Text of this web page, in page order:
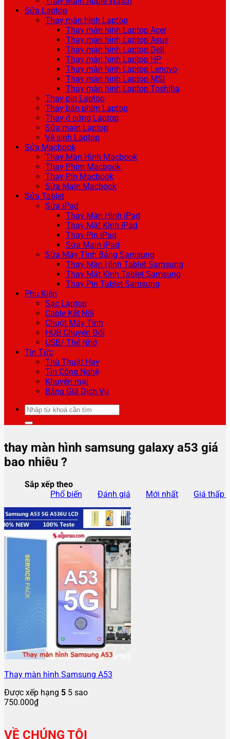
Sửa Laptop
Thay màn hình Laptop
Thay màn hình Laptop Acer
Thay màn hình Laptop Asus
Thay màn hình Laptop Dell
Thay màn hình Laptop HP
Thay màn hình Laptop Lenovo
Thay màn hình Laptop MSI
Thay màn hình Laptop Toshiba
Thay pin Laptop
Thay bàn phím Laptop
Thay ổ cứng Laptop
Sửa main Laptop
Vệ sinh Laptop
Sửa Macbook
Thay Màn Hình Macbook
Thay Phím Macbook
Thay Pin Macbook
Sửa Main Macbook
Sửa Tablet
Sửa iPad
Thay Màn Hình iPad
Thay Mặt Kính iPad
Thay Pin iPad
Sửa Main iPad
Sửa Máy Tính Bảng Samsung
Thay Màn Hình Tablet Samsung
Thay Mặt Kính Tablet Samsung
Thay Pin Tablet Samsung
Phụ Kiện
Sạc Laptop
Cable Kết Nối
Chuột Máy Tính
HUB Chuyển Đổi
USB/ Thẻ Nhớ
Tin Tức
Thủ Thuật Hay
Tin Công Nghệ
Khuyến mại
Bảng Giá Dịch Vụ
Tìm
kiếm:
thay màn hình samsung galaxy a53 giá
bao nhiêu ?
Sắp xếp theo
Phổ biến
Đánh giá Mới nhất Giá thấp
Thay màn hình Samsung A53
Được xếp hạng 5 5 sao
750.000₫
VỀ CHÚNG TÔI